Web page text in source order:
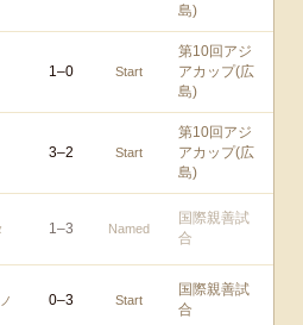
島)
1–0 Start
第10回アジ
アカップ(広
島)
3–2 Start
第10回アジ
アカップ(広
島)
1–3 Named
国際親善試
合
0–3 Start
国際親善試
合